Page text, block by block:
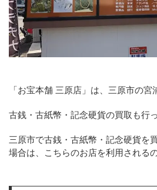
「お宝本舗 三原店」は、三原市の宮
古銭・古紙幣・記念硬貨の買取も行
三原市で古銭・古紙幣・記念硬貨を
場合は、こちらのお店を利用される